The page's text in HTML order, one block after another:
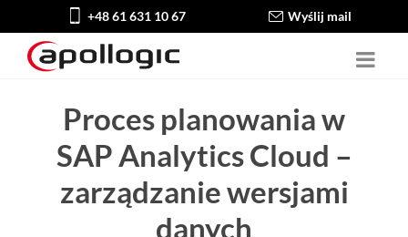
+48 61 631 10 67 Wyślij mail
Proces planowania w
SAP Analytics Cloud –
zarządzanie wersjami
danych